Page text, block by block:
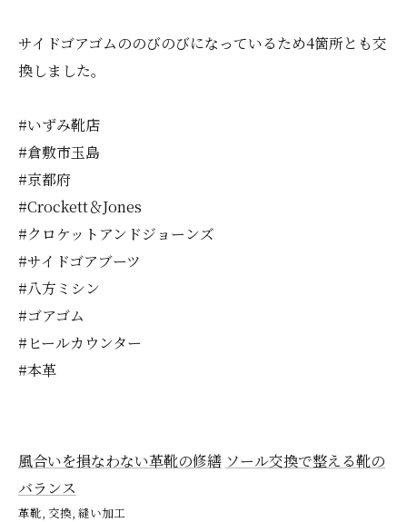
サイドゴアゴムののびのびになっているため4箇所とも交
換しました。
#いずみ靴店
#倉敷市玉島
#京都府
#Crockett＆Jones
#クロケットアンドジョーンズ
#サイドゴアブーツ
#八方ミシン
#ゴアゴム
#ヒールカウンター
#本革
風合いを損なわない革靴の修繕 ソール交換で整える靴の
バランス
革靴 交換 縫い加工